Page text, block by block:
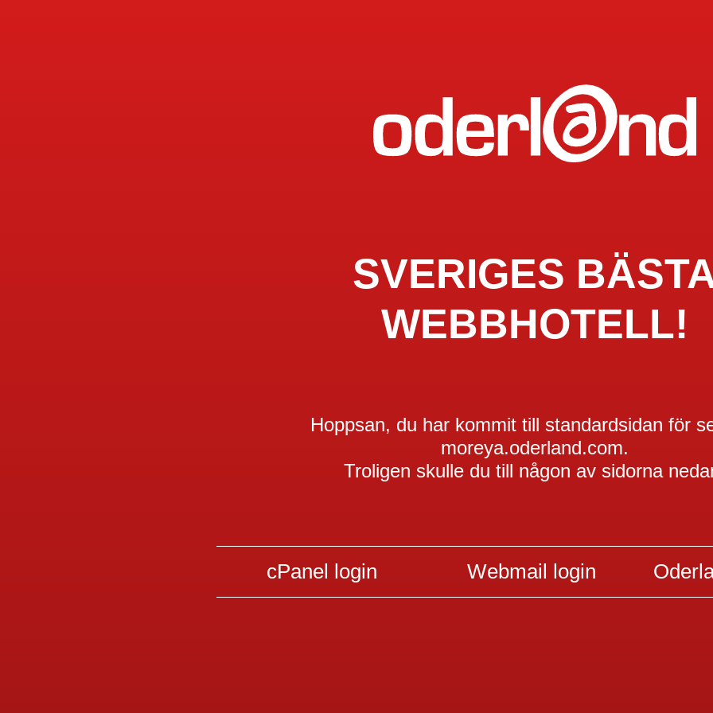
SVERIGES
WEBBHOTELL!
Hoppsan, du har kommit till standardsidan för
moreya.oderland.com.
Troligen skulle du till någon av sidorna
cPanel login Webmail login